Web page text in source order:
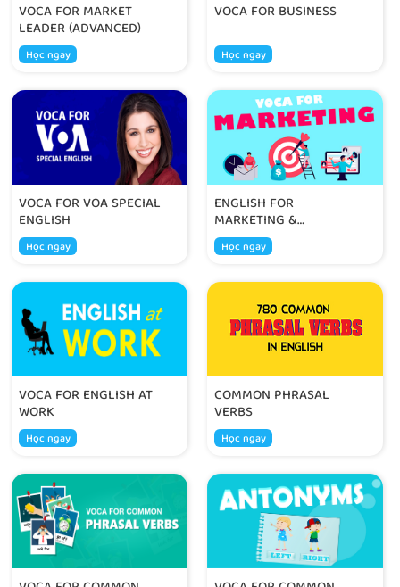
VOCA FOR MARKET
LEADER (ADVANCED)
Học ngay
VOCA FOR BUSINESS
Học ngay
VOCA FOR VOA SPECIAL
ENGLISH
Học ngay
ENGLISH FOR
MARKETING &
ADVERTISING
Học ngay
VOCA FOR ENGLISH AT
WORK
Học ngay
COMMON PHRASAL
VERBS
Học ngay